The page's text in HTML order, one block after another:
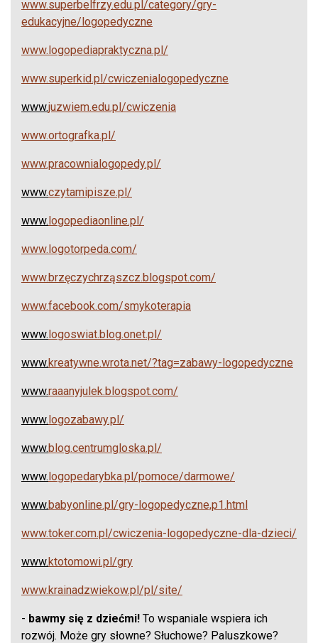
www.superbelfrzy.edu.pl/category/gry-
edukacyjne/logopedyczne
www.logopediapraktyczna.pl/
www.superkid.pl/cwiczenialogopedyczne
www.juzwiem.edu.pl/cwiczenia
www.ortografka.pl/
www.pracownialogopedy.pl/
www.czytamipisze.pl/
www.logopediaonline.pl/
www.logotorpeda.com/
www.brzęczychrząszcz.blogspot.com/
www.facebook.com/smykoterapia
www.logoswiat.blog.onet.pl/
www.kreatywne.wrota.net/?tag=zabawy-logopedyczne
www.raaanyjulek.blogspot.com/
www.logozabawy.pl/
www.blog.centrumgloska.pl/
www.logopedarybka.pl/pomoce/darmowe/
www.babyonline.pl/gry-logopedyczne,p1.html
www.toker.com.pl/cwiczenia-logopedyczne-dla-dzieci/
www.ktotomowi.pl/gry
www.krainadzwiekow.pl/pl/site/
- bawmy się z dziećmi! To wspaniale wspiera ich
rozwój. Może gry słowne? Słuchowe? Paluszkowe?